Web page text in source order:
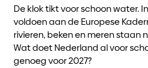
De klok tikt voor schoon water.
voldoen aan de Europese
rivieren, beken en meren staan
Wat doet Nederland al voor
genoeg voor 2027?